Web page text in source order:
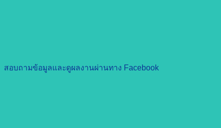
สอบถามข้อมูลและดูผลงานผ่านทาง Facebook